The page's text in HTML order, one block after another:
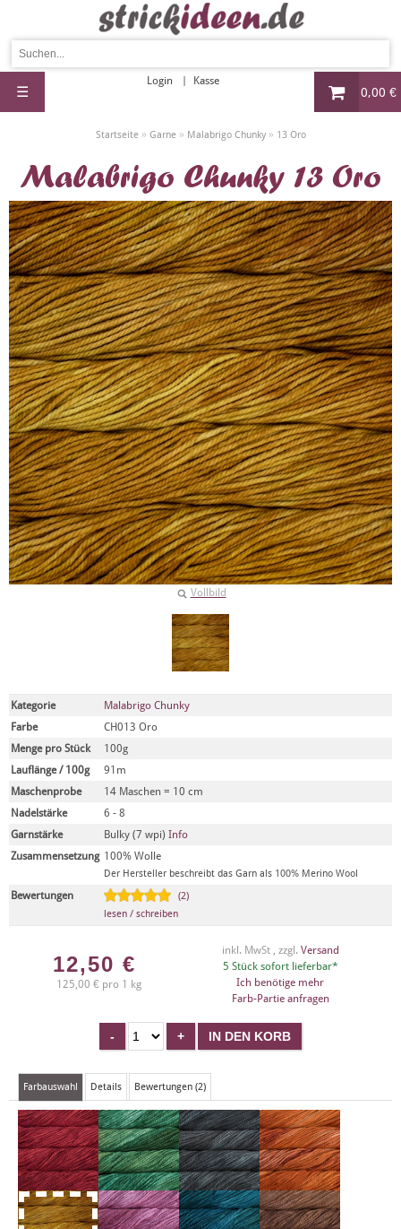
0,00 €
Login Kasse
☰
Startseite» Garne» Malabrigo Chunky» 13 Oro
Malabrigo Chunky 13 Oro
Vollbild
Kategorie
Malabrigo Chunky
Farbe
CH013 Oro
Menge pro Stück
100g
Lauflänge / 100g
91m
Maschenprobe
14 Maschen = 10 cm
Nadelstärke
6 - 8
Garnstärke
Bulky (7 wpi) Info
Zusammensetzung 100% Wolle
Der Hersteller beschreibt das Garn als 100% Merino Wool
Bewertungen
(2)
lesen / schreiben
12,50 €
125,00 € pro 1 kg
inkl. MwSt , zzgl. Versand
5 Stück sofort lieferbar*
Ich benötige mehr
Farb-Partie anfragen
Farbauswahl Details Bewertungen (2)